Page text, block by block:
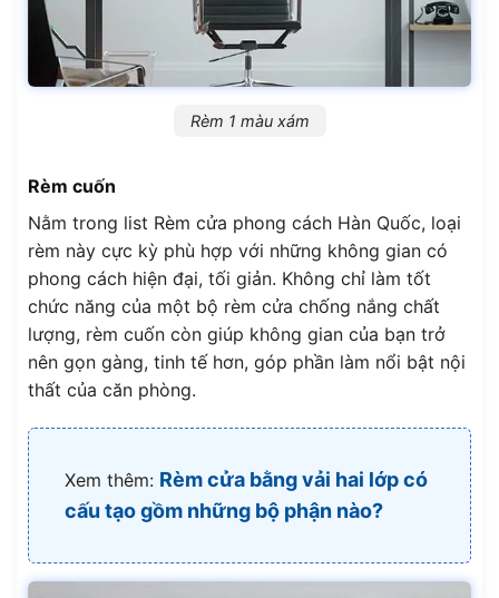
Rèm 1 màu xám
Rèm cuốn
Nằm trong list Rèm cửa phong cách Hàn Quốc, loại
rèm này cực kỳ phù hợp với những không gian có
phong cách hiện đại, tối giản. Không chỉ làm tốt
chức năng của một bộ rèm cửa chống nắng chất
lượng, rèm cuốn còn giúp không gian của bạn trở
nên gọn gàng, tinh tế hơn, góp phần làm nổi bật nội
thất của căn phòng.
Xem thêm: Rèm cửa bằng vải hai lớp có
cấu tạo gồm những bộ phận nào?